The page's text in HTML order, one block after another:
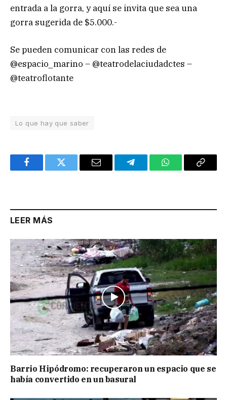
entrada a la gorra, y aquí se invita que sea una
gorra sugerida de $5.000.-
Se pueden comunicar con las redes de
@espacio_marino – @teatrodelaciudadctes –
@teatroflotante
Lo que hay que saber
FacebookTwitter Email TelegramWhatsAppCopy
LEER MÁS
Barrio Hipódromo: recuperaron un espacio que se
había convertido en un basural